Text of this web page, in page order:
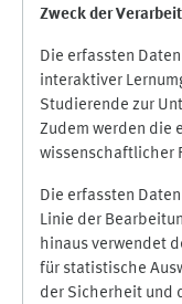
Zweck der
Die erfassten
interaktiver
Studierende zur
Zudem werden die
wissenschaftlicher
Die erfassten
Linie der
hinaus verwendet
für statistische
der Sicherheit und